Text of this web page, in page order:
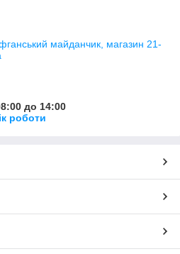
майданчик, магазин 21-
до 14:00
роботи